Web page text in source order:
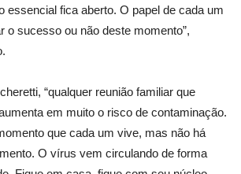
essencial fica aberto. O papel de cada um
o sucesso ou não deste momento”,
“qualquer reunião familiar que
em muito o risco de contaminação.
que cada um vive, mas não há
O vírus vem circulando de forma